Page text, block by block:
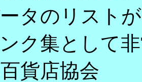
タのリスト
ク集として
貨店協会